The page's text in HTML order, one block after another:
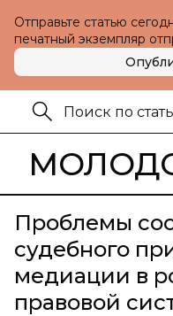
Отправьте статью
печатный экземпляр
Проблемы
судебного
медиации в
правовой